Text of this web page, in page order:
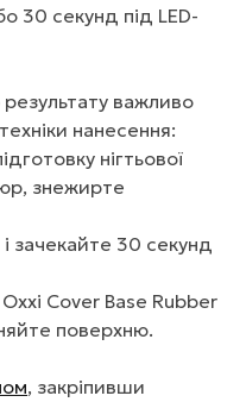
30 секунд під LED-
важливо
нанесення:
нігтьової
знежирте
зачекайте 30 секунд
Cover Base Rubber
поверхню.
, закріпивши